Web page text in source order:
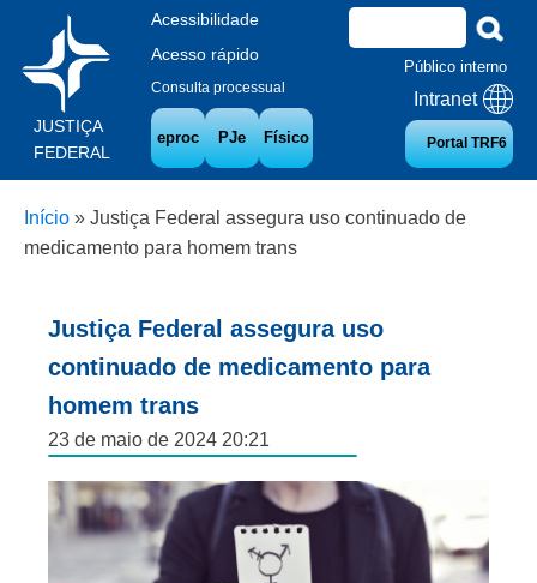
JUSTIÇA
FEDERAL
Acessibilidade
Acesso rápido
Consulta processual
eproc PJe Físico
Público interno
Intranet
Portal TRF6
Início » Justiça Federal assegura uso continuado de
medicamento para homem trans
Justiça Federal assegura uso
continuado de medicamento para
homem trans
23 de maio de 2024 20:21